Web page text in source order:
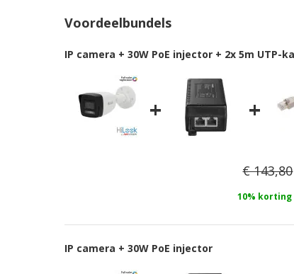
het
afbeeldingen-
gallerij
Voordeelbundels
IP camera + 30W PoE injector + 2x 5m UTP-
+ +
€ 143,80
10% korting
IP camera + 30W PoE injector